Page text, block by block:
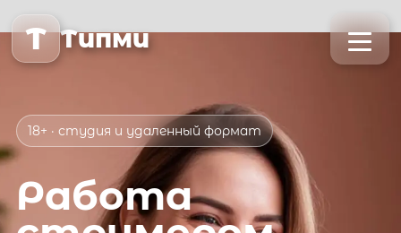
T Типми
18+ · студия и удаленный формат
Работа